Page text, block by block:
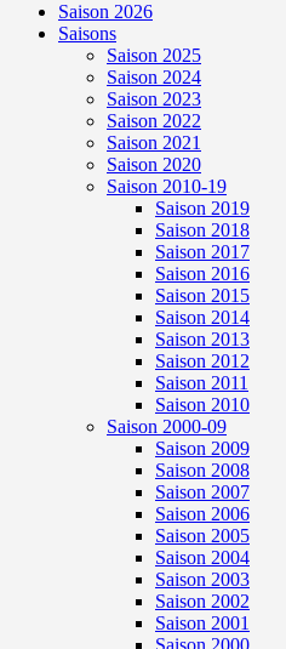
Saison 2026
Saisons
Saison 2025
Saison 2024
Saison 2023
Saison 2022
Saison 2021
Saison 2020
Saison 2010-19
Saison 2019
Saison 2018
Saison 2017
Saison 2016
Saison 2015
Saison 2014
Saison 2013
Saison 2012
Saison 2011
Saison 2010
Saison 2000-09
Saison 2009
Saison 2008
Saison 2007
Saison 2006
Saison 2005
Saison 2004
Saison 2003
Saison 2002
Saison 2001
Saison 2000